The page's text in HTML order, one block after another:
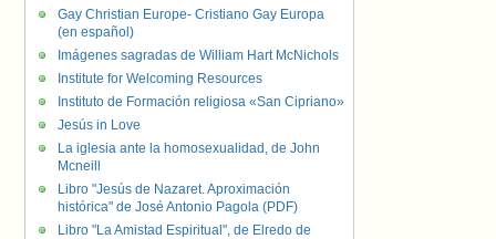
Gay Christian Europe- Cristiano Gay Europa
(en español)
Imágenes sagradas de William Hart McNichols
Institute for Welcoming Resources
Instituto de Formación religiosa «San Cipriano»
Jesús in Love
La iglesia ante la homosexualidad, de John
Mcneill
Libro "Jesús de Nazaret. Aproximación
histórica" de José Antonio Pagola (PDF)
Libro "La Amistad Espiritual", de Elredo de